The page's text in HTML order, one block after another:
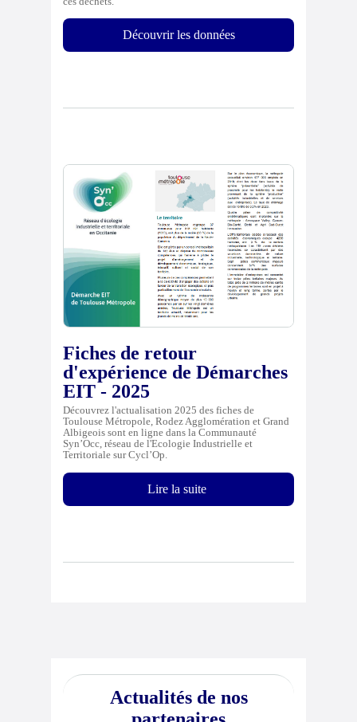
Découvrir les données
Fiches de retour
d'expérience de Démarches
EIT - 2025
Découvrez l'actualisation 2025 des fiches de
Toulouse Métropole, Rodez Agglomération et Grand
Albigeois sont en ligne dans la Communauté
Syn’Occ, réseau de l'Ecologie Industrielle et
Territoriale sur Cycl’Op.
Lire la suite
Actualités de nos